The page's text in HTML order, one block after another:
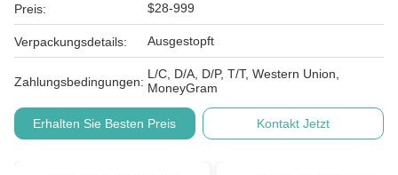
Preis: $28-999
Verpackungsdetails: Ausgestopft
Zahlungsbedingungen:
L/C, D/A, D/P, T/T, Western Union,
MoneyGram
Erhalten Sie Besten Preis Kontakt Jetzt